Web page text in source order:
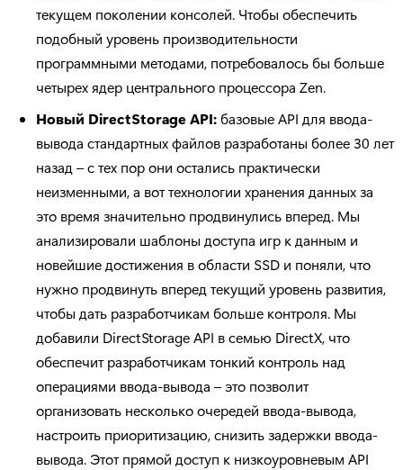
текущем поколении консолей. Чтобы обеспечить
подобный уровень производительности
программными методами, потребовалось бы больше
четырех ядер центрального процессора Zen.
Новый DirectStorageAPI:базовые API для ввода-
вывода стандартных файлов разработаны более 30 лет
назад – с тех пор они остались практически
неизменными, а вот технологии хранения данных за
это время значительно продвинулись вперед. Мы
анализировали шаблоны доступа игр к данным и
новейшие достижения в области SSD и поняли, что
нужно продвинуть вперед текущий уровень развития,
чтобы дать разработчикам больше контроля. Мы
добавили DirectStorage API в семью DirectX, что
обеспечит разработчикам тонкий контроль над
операциями ввода-вывода – это позволит
организовать несколько очередей ввода-вывода,
настроить приоритизацию, снизить задержки ввода-
вывода. Этот прямой доступ к низкоуровневым API